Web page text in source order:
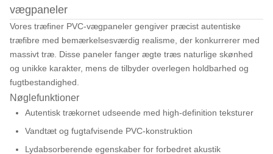
vægpaneler
Vores træfiner PVC-vægpaneler gengiver præcist autentiske
træfibre med bemærkelsesværdig realisme, der konkurrerer med
massivt træ. Disse paneler fanger ægte træs naturlige skønhed
og unikke karakter, mens de tilbyder overlegen holdbarhed og
fugtbestandighed.
Nøglefunktioner
Autentisk trækornet udseende med high-definition teksturer
Vandtæt og fugtafvisende PVC-konstruktion
Lydabsorberende egenskaber for forbedret akustik